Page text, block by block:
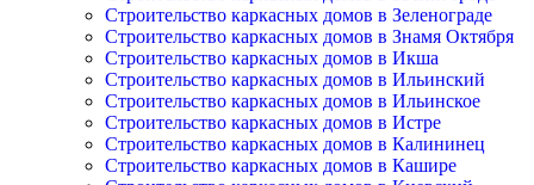
Строительство каркасных домов в Зеленограде
Строительство каркасных домов в Знамя Октября
Строительство каркасных домов в Икша
Строительство каркасных домов в Ильинский
Строительство каркасных домов в Ильинское
Строительство каркасных домов в Истре
Строительство каркасных домов в Калининец
Строительство каркасных домов в Кашире